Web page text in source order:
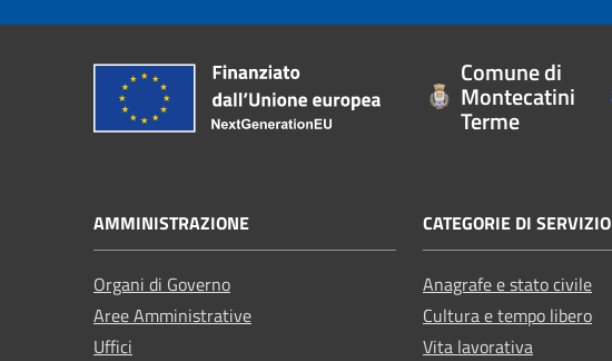
Comune di
Montecatini
Terme
AMMINISTRAZIONE
Organi di Governo
Aree Amministrative
Uffici
CATEGORIE DI SERVIZIO
Anagrafe e stato civile
Cultura e tempo libero
Vita lavorativa